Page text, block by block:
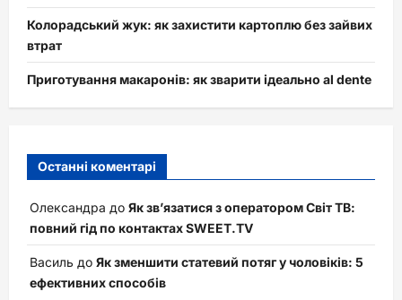
Колорадський жук: як захистити картоплю без зайвих
втрат
Приготування макаронів: як зварити ідеально al dente
Останні коментарі
Олександра до Як зв’язатися з оператором Світ ТВ:
повний гід по контактах SWEET.TV
Василь до Як зменшити статевий потяг у чоловіків: 5
ефективних способів